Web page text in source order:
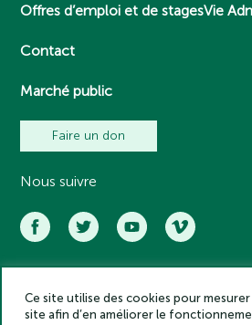
Offres d’emploi et de stages
Contact
Marché public
Vie
Faire un don
Nous suivre
Académie des inscriptions et belles
2025
Ce site utilise des cookies pour
site afin d’en améliorer le